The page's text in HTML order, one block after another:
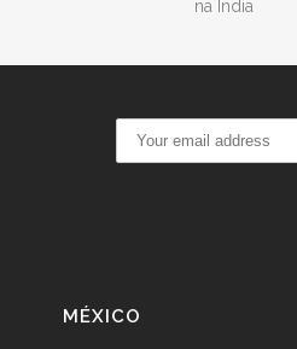
na Índia
MÉXICO